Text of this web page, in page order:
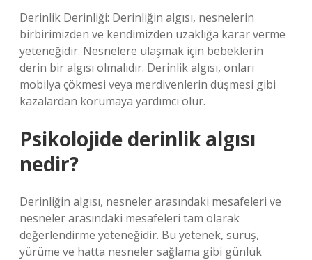
Derinlik Derinliği: Derinliğin algısı, nesnelerin
birbirimizden ve kendimizden uzaklığa karar verme
yeteneğidir. Nesnelere ulaşmak için bebeklerin
derin bir algısı olmalıdır. Derinlik algısı, onları
mobilya çökmesi veya merdivenlerin düşmesi gibi
kazalardan korumaya yardımcı olur.
Psikolojide derinlik algısı
nedir?
Derinliğin algısı, nesneler arasındaki mesafeleri ve
nesneler arasındaki mesafeleri tam olarak
değerlendirme yeteneğidir. Bu yetenek, sürüş,
yürüme ve hatta nesneler sağlama gibi günlük